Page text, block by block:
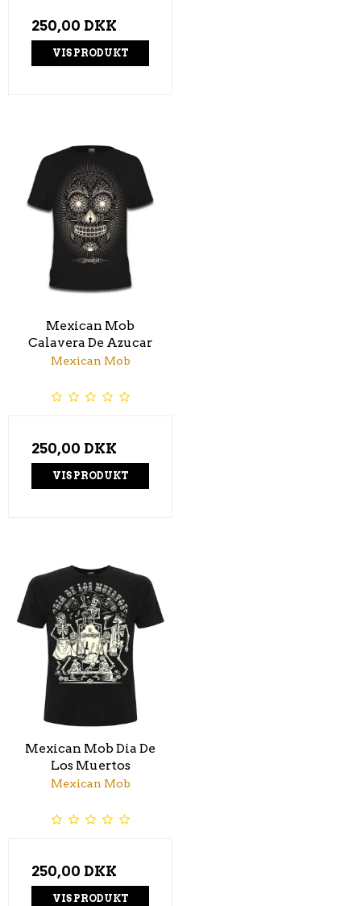
250,00 DKK
VIS PRODUKT
Mexican Mob
Calavera De Azucar
Mexican Mob
250,00 DKK
VIS PRODUKT
Mexican Mob Dia De
Los Muertos
Mexican Mob
250,00 DKK
VIS PRODUKT